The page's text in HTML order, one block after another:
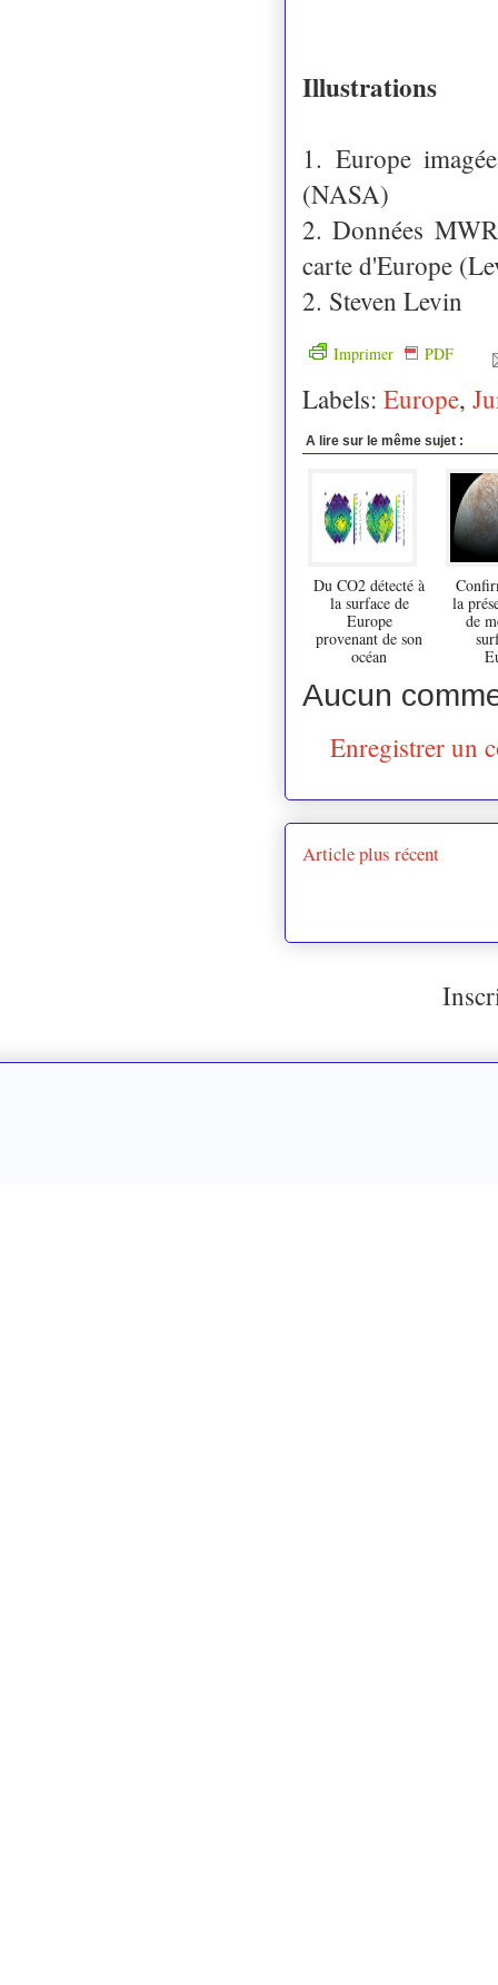
Illustrations
1. Europe
(NASA)
2. Données
carte d'Europe
2. Steven Levin
Imprimer PDF
Labels: Europe,
A lire sur le même sujet :
Du CO2 détecté à
la surface de
Europe
provenant de son
océan
la
de
Aucun
Enregistrer un
Article plus récent